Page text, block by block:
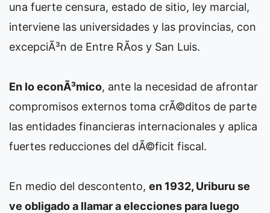
una fuerte censura, estado de sitio, ley marcial,
interviene las universidades y las provincias, con
excepciÃ³n de Entre RÃ­os y San Luis.
En lo econÃ³mico, ante la necesidad de afrontar
compromisos externos toma crÃ©ditos de parte
las entidades financieras internacionales y aplica
fuertes reducciones del dÃ©ficit fiscal.
En medio del descontento, en 1932, Uriburu se
ve obligado a llamar a elecciones para luego